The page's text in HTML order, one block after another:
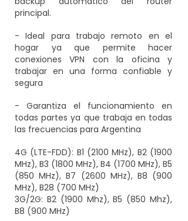
principal.
- Ideal para trabajo remoto en el
hogar ya que permite hacer
conexiones VPN con la oficina y
trabajar en una forma confiable y
segura
- Garantiza el funcionamiento en
todas partes ya que trabaja en todas
las frecuencias para Argentina
4G (LTE-FDD): B1 (2100 MHz), B2 (1900
MHz), B3 (1800 MHz), B4 (1700 MHz), B5
(850 MHz), B7 (2600 MHz), B8 (900
MHz), B28 (700 MHz)
3G/2G: B2 (1900 Mhz), B5 (850 Mhz),
B8 (900 MHz)